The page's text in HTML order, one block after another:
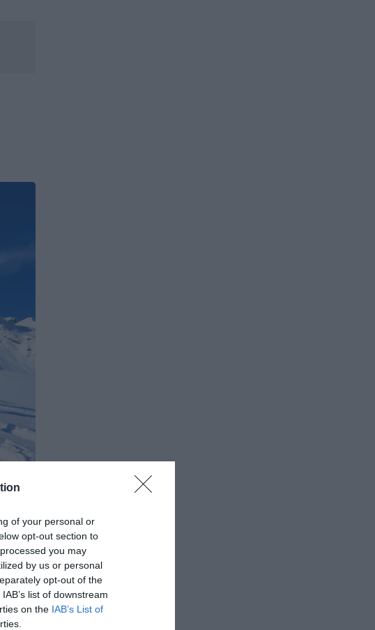
of your personal or
opt-out section to
you may
by us or personal
opt-out of the
list of downstream
on the IAB’s List of
la